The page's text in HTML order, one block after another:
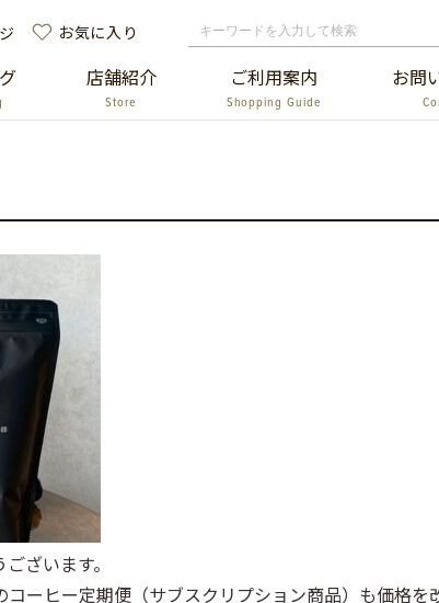
お気に入り
店舗紹介
Store
ご利用案内
Shopping Guide
お問
ざいます。
ーヒー定期便（サブスクリプション商品）も価格を